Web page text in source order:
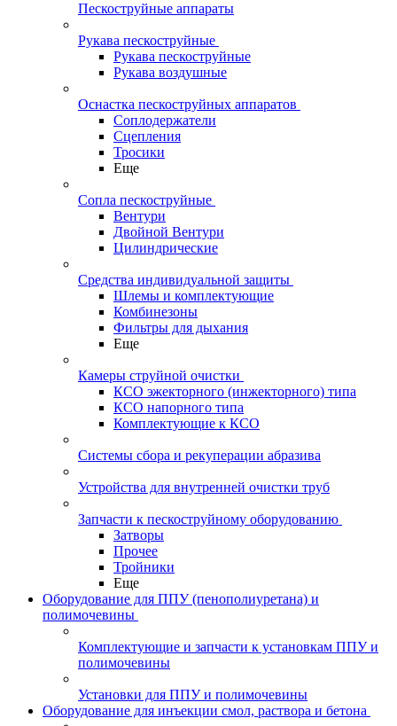
Пескоструйные аппараты
Рукава пескоструйные
Рукава пескоструйные
Рукава воздушные
Оснастка пескоструйных аппаратов
Соплодержатели
Сцепления
Тросики
Еще
Сопла пескоструйные
Вентури
Двойной Вентури
Цилиндрические
Средства индивидуальной защиты
Шлемы и комплектующие
Комбинезоны
Фильтры для дыхания
Еще
Камеры струйной очистки
КСО эжекторного (инжекторного) типа
КСО напорного типа
Комплектующие к КСО
Системы сбора и рекуперации абразива
Устройства для внутренней очистки труб
Запчасти к пескоструйному оборудованию
Затворы
Прочее
Тройники
Еще
Оборудование для ППУ (пенополиуретана) и
полимочевины
Комплектующие и запчасти к установкам ППУ и
полимочевины
Установки для ППУ и полимочевины
Оборудование для инъекции смол, раствора и бетона